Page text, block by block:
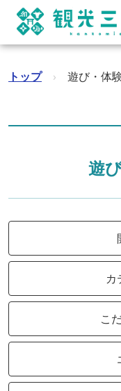
トップ › 遊び・体
遊
カ
こ